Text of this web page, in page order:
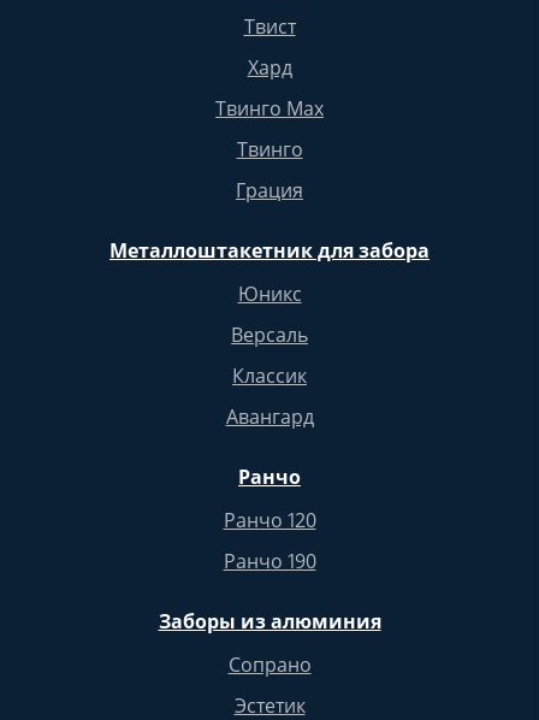
Твист
Хард
Твинго Max
Твинго
Грация
Металлоштакетник для забора
Юникс
Версаль
Классик
Авангард
Ранчо
Ранчо 120
Ранчо 190
Заборы из алюминия
Сопрано
Эстетик